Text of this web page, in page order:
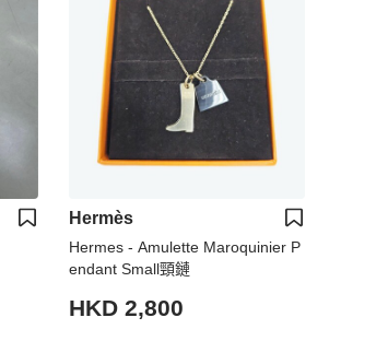
Hermès
Hermes - Amulette Maroquinier P
endant Small頸鏈
HKD 2,800